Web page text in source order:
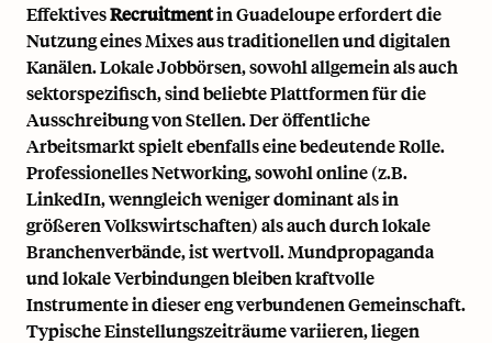
EffektivesRecruitmentin Guadeloupe erfordert die
Nutzung eines Mixes aus traditionellen und digitalen
Kanälen. Lokale Jobbörsen, sowohl allgemein als auch
sektorspezifisch, sind beliebte Plattformen für die
Ausschreibung von Stellen. Der öffentliche
Arbeitsmarkt spielt ebenfalls eine bedeutende Rolle.
Professionelles Networking, sowohl online (z.B.
LinkedIn, wenngleich weniger dominant als in
größeren Volkswirtschaften) als auch durch lokale
Branchenverbände, ist wertvoll. Mundpropaganda
und lokale Verbindungen bleiben kraftvolle
Instrumente in dieser eng verbundenen Gemeinschaft.
Typische Einstellungszeiträume variieren, liegen